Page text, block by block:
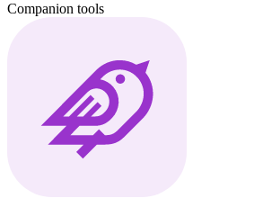
Companion tools